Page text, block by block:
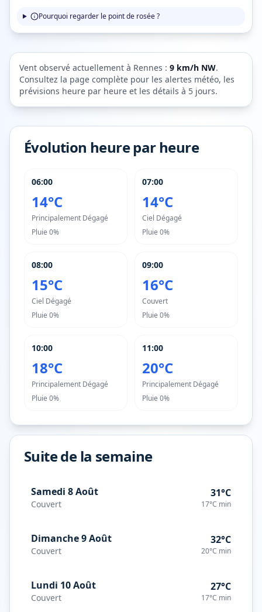
Pourquoi regarder le point de rosée ?
Vent observé actuellement à Rennes : 9 km/h NW.
Consultez la page complète pour les alertes météo, les
prévisions heure par heure et les détails à 5 jours.
Évolution heure par heure
06:00
14°C
Principalement Dégagé
Pluie 0%
07:00
14°C
Ciel Dégagé
Pluie 0%
08:00
15°C
Ciel Dégagé
Pluie 0%
09:00
16°C
Couvert
Pluie 0%
10:00
18°C
Principalement Dégagé
Pluie 0%
11:00
20°C
Principalement Dégagé
Pluie 0%
Suite de la semaine
Samedi 8 Août
Couvert
31°C
17°C min
Dimanche 9 Août
Couvert
32°C
20°C min
Lundi 10 Août
Couvert
27°C
17°C min